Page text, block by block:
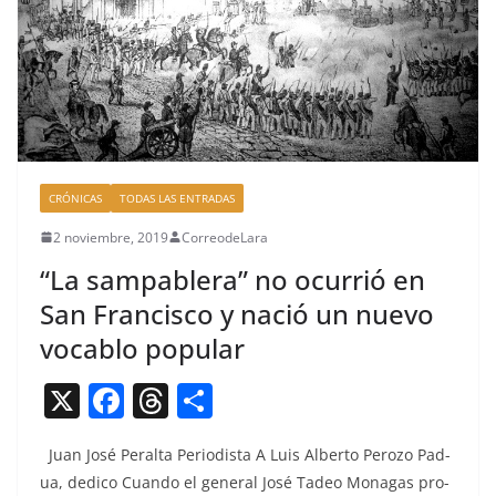
CRÓNICAS TODAS LAS ENTRADAS
2 noviembre, 2019 CorreodeLara
“La sampablera” no ocurrió en
San Francisco y nació un nuevo
vocablo popular
X F
c
T
re
o
m
Juan José Per­al­ta Peri­odista A Luis Alber­to Per­o­zo Pad­
ua, dedi­co Cuan­do el gen­er­al José Tadeo Mon­a­gas pro­